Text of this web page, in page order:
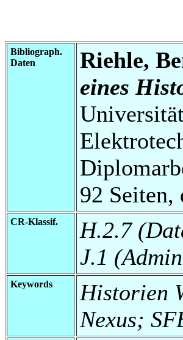
Bibliograph.
Daten
Riehle,
eines
92 Seiten,
CR-Klassif.
H.2.7
J.1
Keywords
Historien
Nexus;